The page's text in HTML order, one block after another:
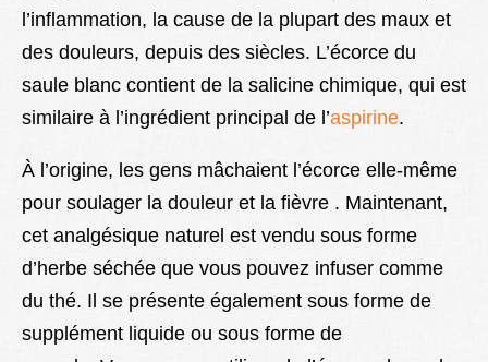
l’inflammation, la cause de la plupart des maux et
des douleurs, depuis des siècles. L’écorce du
saule blanc contient de la salicine chimique, qui est
similaire à l’ingrédient principal de l’aspirine.
À l’origine, les gens mâchaient l’écorce elle-même
pour soulager la douleur et la fièvre . Maintenant,
cet analgésique naturel est vendu sous forme
d’herbe séchée que vous pouvez infuser comme
du thé. Il se présente également sous forme de
supplément liquide ou sous forme de